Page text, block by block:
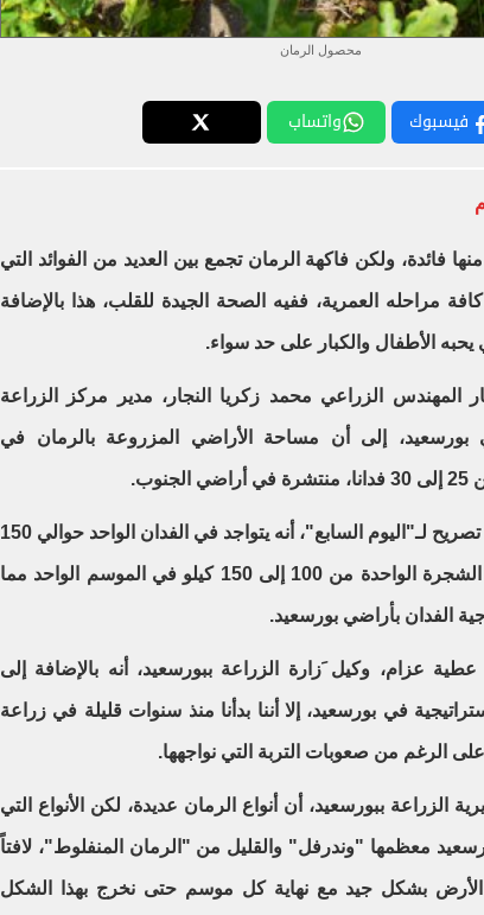
محصول الرمان
فيسبوك واتساب
فائدة، ولكن فاكهة الرمان تجمع بين العديد من الفوائد التي
مراحله العمرية، ففيه الصحة الجيدة للقلب، هذا بالإضافة
يحبه الأطفال والكبار على حد سواء.
المهندس الزراعي محمد زكريا النجار، مدير مركز الزراعة
بورسعيد، إلى أن مساحة الأراضي المزروعة بالرمان في
.
وأوضح "النجار"، في تصريح لـ"اليوم السابع"، أنه يتواجد في الفدان الواحد حوالي 150
شجرة، وتبلغ إنتاجية الشجرة الواحدة من 100 إلى 150 كيلو في الموسم الواحد مما
الفدان بأراضي بورسعيد.
عزام، وكيل َزارة الزراعة ببورسعيد، أنه بالإضافة إلى
في بورسعيد، إلا أننا بدأنا منذ سنوات قليلة في زراعة
الرغم من صعوبات التربة التي نواجهها.
الزراعة ببورسعيد، أن أنواع الرمان عديدة، لكن الأنواع التي
معظمها "وندرفل" والقليل من "الرمان المنفلوط"، لافتاً
الأرض بشكل جيد مع نهاية كل موسم حتى نخرج بهذا الشكل